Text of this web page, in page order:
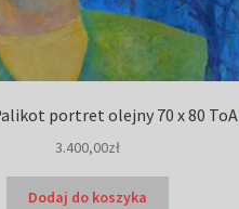
portret olejny 70 x 80 ToA
3.400,00zł
Dodaj do koszyka